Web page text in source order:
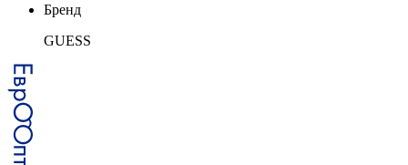
Бренд
GUESS